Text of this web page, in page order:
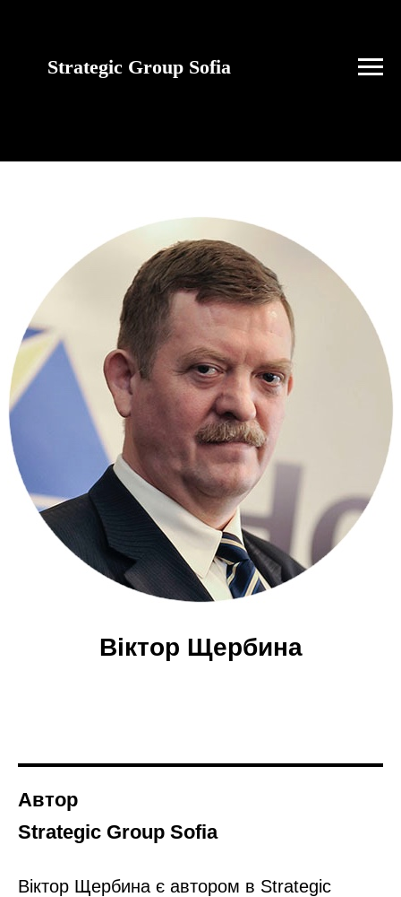
Strategic Group Sofia
Віктор Щербина
Автор
Strategic Group Sofia
Віктор Щербина є автором в Strategic